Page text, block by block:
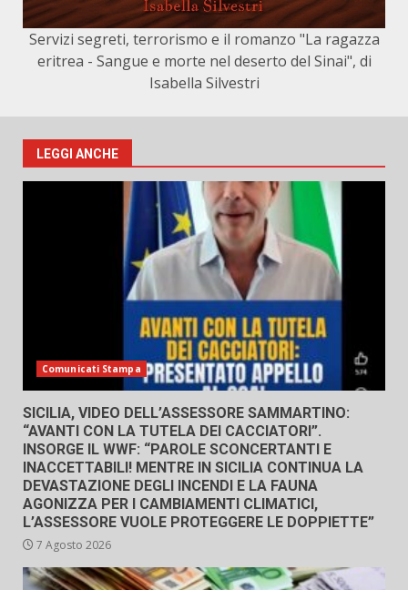
Servizi segreti, terrorismo e il romanzo "La ragazza
eritrea - Sangue e morte nel deserto del Sinai", di
Isabella Silvestri
LEGGI ANCHE
Comunicati Stampa
SICILIA, VIDEO DELL’ASSESSORE SAMMARTINO:
“AVANTI CON LA TUTELA DEI CACCIATORI”.
INSORGE IL WWF: “PAROLE SCONCERTANTI E
INACCETTABILI! MENTRE IN SICILIA CONTINUA LA
DEVASTAZIONE DEGLI INCENDI E LA FAUNA
AGONIZZA PER I CAMBIAMENTI CLIMATICI,
L’ASSESSORE VUOLE PROTEGGERE LE DOPPIETTE”
7 Agosto 2026